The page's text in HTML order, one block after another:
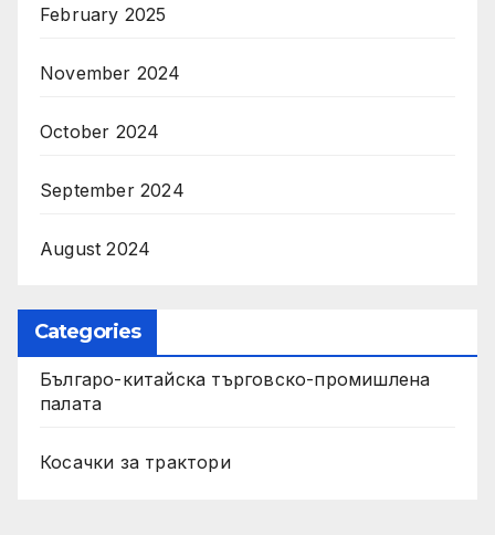
February 2025
November 2024
October 2024
September 2024
August 2024
Categories
Българо-китайска търговско-промишлена
палата
Косачки за трактори